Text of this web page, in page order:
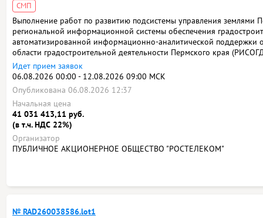
СМП
Выполнение работ по развитию подсистемы управления землями
региональной информационной системы обеспечения
автоматизированной информационно-аналитической поддержки
области градостроительной деятельности Пермского края
Идет прием заявок
06.08.2026 00:00 - 12.08.2026 09:00 МСК
Опубликована 06.08.2026 12:37
Начальная цена
41 031 413,11 руб.
(в т.ч. НДС 22%)
Организатор
ПУБЛИЧНОЕ АКЦИОНЕРНОЕ ОБЩЕСТВО "РОСТЕЛЕКОМ"
№ RAD260038586.lot1